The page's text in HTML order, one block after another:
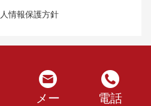
情報保護方針
メー 電話